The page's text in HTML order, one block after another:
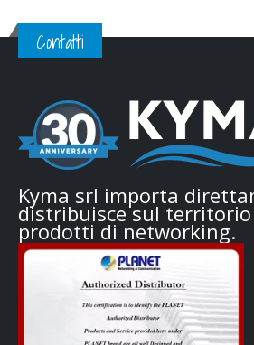
Contatti
Kyma srl importa
distribuisce sul
prodotti di networking.